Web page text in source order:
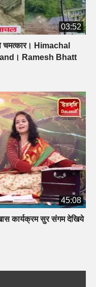
03:52
चमत्कार। Himachal
Ramesh Bhatt
45:08
कार्यक्रम सुर संगम देखिये